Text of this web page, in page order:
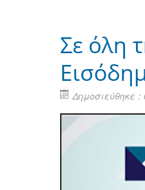
Σε όλη
Δημοσιεύθηκε :